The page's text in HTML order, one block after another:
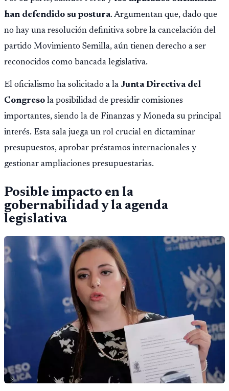
han defendido su postura. Argumentan que, dado que
no hay una resolución definitiva sobre la cancelación del
partido Movimiento Semilla, aún tienen derecho a ser
reconocidos como bancada legislativa.
El oficialismo ha solicitado a la Junta Directiva del
Congreso la posibilidad de presidir comisiones
importantes, siendo la de Finanzas y Moneda su principal
interés. Esta sala juega un rol crucial en dictaminar
presupuestos, aprobar préstamos internacionales y
gestionar ampliaciones presupuestarias.
Posible impacto en la
gobernabilidad y la agenda
legislativa